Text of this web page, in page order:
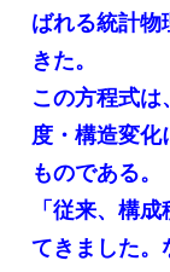
ばれる統計物
きた。
この方程式
度・構造変化
ものである。
「従来、構
てきました。